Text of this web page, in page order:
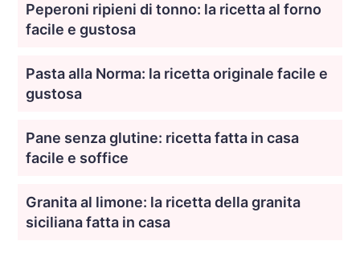
Peperoni ripieni di tonno: la ricetta al forno
facile e gustosa
Pasta alla Norma: la ricetta originale facile e
gustosa
Pane senza glutine: ricetta fatta in casa
facile e soffice
Granita al limone: la ricetta della granita
siciliana fatta in casa